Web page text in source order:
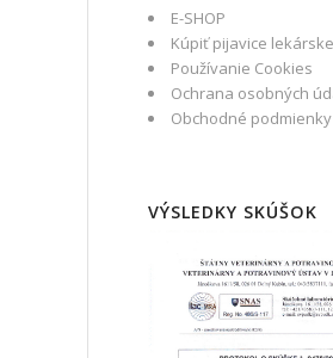
E-SHOP
Kúpiť pijavice lekárske
Používanie Cookies
Ochrana osobných
Obchodné podmienky
VÝSLEDKY SKÚŠOK